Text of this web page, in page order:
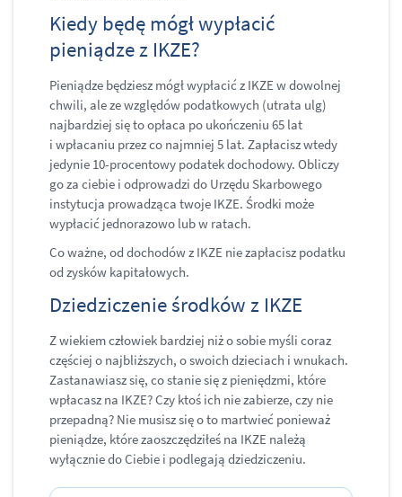
​Kiedy będę mógł wypłacić
pieniądze z IKZE?
Pieniądze będziesz mógł wypłacić z IKZE w dowolnej
chwili, ale ze względów podatkowych (utrata ulg)
najbardziej się to opłaca po ukończeniu 65 lat
i wpłacaniu przez co najmniej 5 lat. Zapłacisz wtedy
jedynie 10-procentowy podatek dochodowy. Obliczy
go za ciebie i odprowadzi do Urzędu Skarbowego
instytucja prowadząca twoje IKZE. Środki może
wypłacić jednorazowo lub w ratach.
Co ważne, od dochodów z IKZE nie zapłacisz podatku
od zysków kapitałowych.
​Dziedziczenie środków z IKZE
Z wiekiem człowiek bardziej niż o sobie myśli coraz
częściej o najbliższych, o swoich dzieciach i wnukach.
Zastanawiasz się, co stanie się z pieniędzmi, które
wpłacasz na IKZE? Czy ktoś ich nie zabierze, czy nie
przepadną? Nie musisz się o to martwieć ponieważ
pieniądze, które zaoszczędziłeś na IKZE należą
wyłącznie do Ciebie i podlegają dziedziczeniu.